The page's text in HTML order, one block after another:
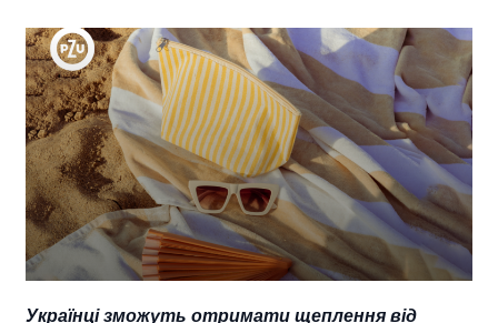
Українці зможуть отримати щеплення від